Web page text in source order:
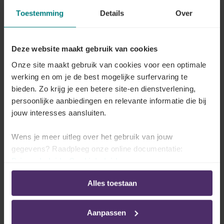
Toestemming Details Over
Deze website maakt gebruik van cookies
Onze site maakt gebruik van cookies voor een optimale
werking en om je de best mogelijke surfervaring te
bieden. Zo krijg je een betere site-en dienstverlening,
persoonlijke aanbiedingen en relevante informatie die bij
jouw interesses aansluiten.
Wens je meer uitleg over het gebruik van jouw
gegevens? Raadpleeg onze online documentatie:
Alles toestaan
Aanpassen
alleen de werknemer kan hierover beslissen.
Afwezig als lid van een
stembureau
Het is mogelijk dat je werknemer is aangewezen als
voorzitter, secretaris of bijzitter van een stembureau
wettelijke verplichting te voldoen, en jij kunt je hier
Voor sommige van deze afwezigheden kan je
werknemerrecht hebben op kort verzuim, als hij:
Bijzitter is in een hoofdstembureau of een enig